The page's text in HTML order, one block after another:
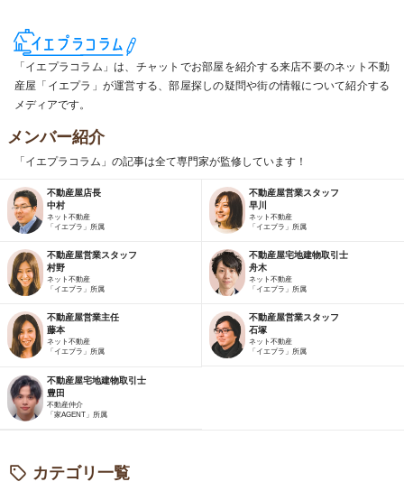
「イエプラコラム」は、チャットでお部屋を紹介する来店不要のネット不動
産屋「イエプラ」が運営する、部屋探しの疑問や街の情報について紹介する
メディアです。
メンバー紹介
「イエプラコラム」の記事は全て専門家が監修しています！
不動産屋店長
中村
ネット不動産
「イエプラ」所属
不動産屋営業スタッフ
早川
ネット不動産
「イエプラ」所属
不動産屋営業スタッフ
村野
ネット不動産
「イエプラ」所属
不動産屋宅地建物取引士
舟木
ネット不動産
「イエプラ」所属
不動産屋営業主任
藤本
ネット不動産
「イエプラ」所属
不動産屋営業スタッフ
石塚
ネット不動産
「イエプラ」所属
不動産屋宅地建物取引士
豊田
不動産仲介
「家AGENT」所属
カテゴリ一覧